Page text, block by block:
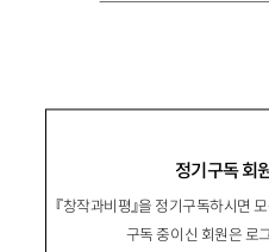
정기구독 회
『창작과비평』을 정기구독하시면
구독 중이신 회원은 로